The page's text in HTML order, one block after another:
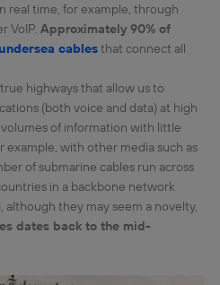
real time, for example, through
VoIP.Approximately 90% of
undersea cablesthat connect all
highways that allow us to
(both voice and data) at high
of information with little
example, with other media such as
of submarine cables run across
in a backbone network
although they may seem a novelty,
dates back to the mid-